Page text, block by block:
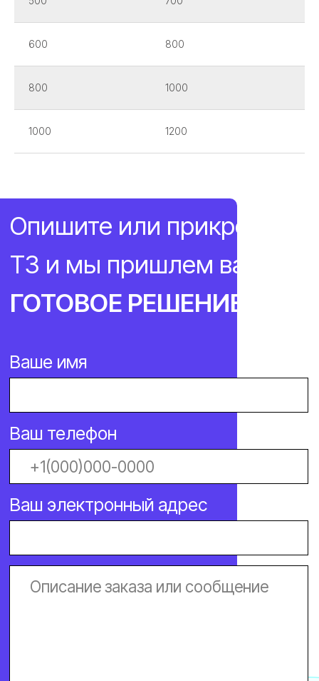
600 800
800 1000
1000 1200
самых распространенных частей
трубопроводной арматуры,
перекрывания проходящей
среды.